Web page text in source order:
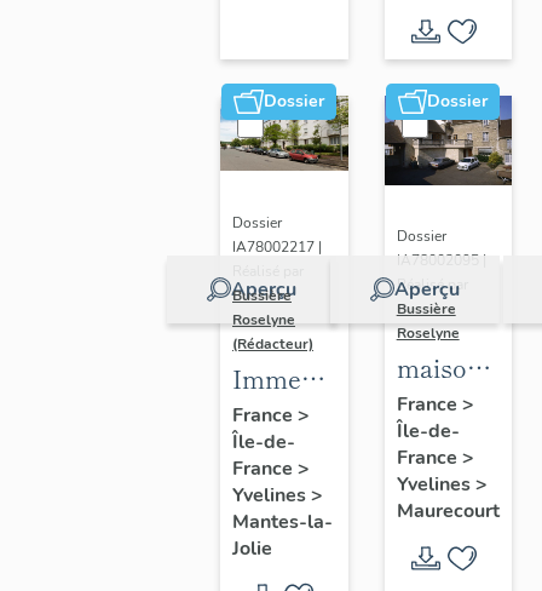
Dossier
Aperçu
Dossier
IA78002217 |
Bussière
Roselyne
(Rédacteur)
Immeubles
de la
Demi-
Lune
France >
Île-de-
France >
Yvelines>
Mantes-la-
Jolie
Dossier
Aperçu
Dossier
IA78002095 |
Réalisé par
Bussière
Roselyne
maison
de
vigneron,
2 rue du
Général-
de-
Gaulle
France >
Île-de-
France >
Yvelines>
Maurecourt